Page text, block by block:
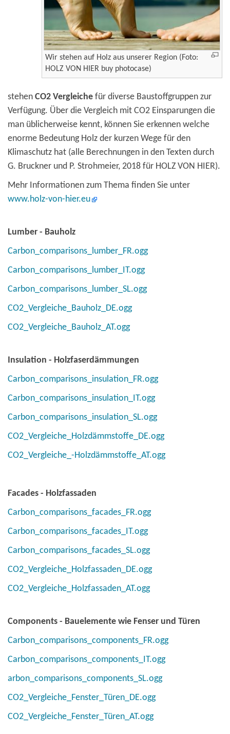
Wir stehen auf Holz aus unserer Region (Foto:
HOLZ VON HIER buy photocase)
stehen CO2 Vergleiche für diverse Baustoffgruppen zur
Verfügung. Über die Vergleich mit CO2 Einsparungen die
man üblicherweise kennt, können Sie erkennen welche
enorme Bedeutung Holz der kurzen Wege für den
Klimaschutz hat (alle Berechnungen in den Texten durch
G. Bruckner und P. Strohmeier, 2018 für HOLZ VON HIER).
Mehr Informationen zum Thema finden Sie unter
www.holz-von-hier.eu
Lumber - Bauholz
Carbon_comparisons_lumber_FR.ogg
Carbon_comparisons_lumber_IT.ogg
Carbon_comparisons_lumber_SL.ogg
CO2_Vergleiche_Bauholz_DE.ogg
CO2_Vergleiche_Bauholz_AT.ogg
Insulation - Holzfaserdämmungen
Carbon_comparisons_insulation_FR.ogg
Carbon_comparisons_insulation_IT.ogg
Carbon_comparisons_insulation_SL.ogg
CO2_Vergleiche_Holzdämmstoffe_DE.ogg
CO2_Vergleiche_-Holzdämmstoffe_AT.ogg
Facades - Holzfassaden
Carbon_comparisons_facades_FR.ogg
Carbon_comparisons_facades_IT.ogg
Carbon_comparisons_facades_SL.ogg
CO2_Vergleiche_Holzfassaden_DE.ogg
CO2_Vergleiche_Holzfassaden_AT.ogg
Components - Bauelemente wie Fenser und Türen
Carbon_comparisons_components_FR.ogg
Carbon_comparisons_components_IT.ogg
arbon_comparisons_components_SL.ogg
CO2_Vergleiche_Fenster_Türen_DE.ogg
CO2_Vergleiche_Fenster_Türen_AT.ogg